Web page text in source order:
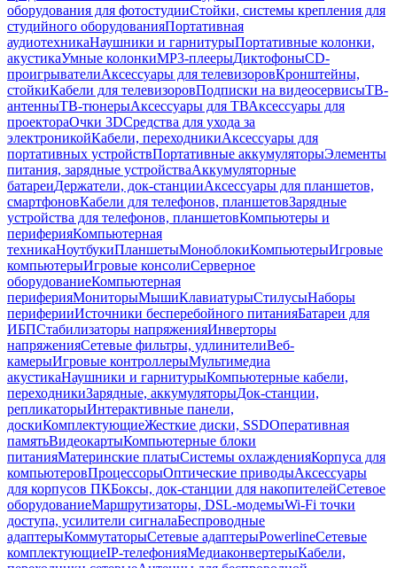
оборудования для фотостудииСтойки, системы крепления для
студийного оборудованияПортативная
аудиотехникаНаушники и гарнитурыПортативные колонки,
акустикаУмные колонкиMP3-плеерыДиктофоныCD-
проигрывателиАксессуары для телевизоровКронштейны,
стойкиКабели для телевизоровПодписки на видеосервисыТВ-
антенныТВ-тюнерыАксессуары для ТВАксессуары для
проектораОчки 3DСредства для ухода за
электроникойКабели, переходникиАксессуары для
портативных устройствПортативные аккумуляторыЭлементы
питания, зарядные устройстваАккумуляторные
батареиДержатели, док-станцииАксессуары для планшетов,
смартфоновКабели для телефонов, планшетовЗарядные
устройства для телефонов, планшетовКомпьютеры и
периферияКомпьютерная
техникаНоутбукиПланшетыМоноблокиКомпьютерыИгровые
компьютерыИгровые консолиСерверное
оборудованиеКомпьютерная
периферияМониторыМышиКлавиатурыСтилусыНаборы
периферииИсточники бесперебойного питанияБатареи для
ИБПСтабилизаторы напряженияИнверторы
напряженияСетевые фильтры, удлинителиВеб-
камерыИгровые контроллерыМультимедиа
акустикаНаушники и гарнитурыКомпьютерные кабели,
переходникиЗарядные, аккумуляторыДок-станции,
репликаторыИнтерактивные панели,
доскиКомплектующиеЖесткие диски, SSDОперативная
памятьВидеокартыКомпьютерные блоки
питанияМатеринские платыСистемы охлажденияКорпуса для
компьютеровПроцессорыОптические приводыАксессуары
для корпусов ПКБоксы, док-станции для накопителейСетевое
оборудованиеМаршрутизаторы, DSL-модемыWi-Fi точки
доступа, усилители сигналаБеспроводные
адаптерыКоммутаторыСетевые адаптерыPowerlineСетевые
комплектующиеIP-телефонияМедиаконвертерыКабели,